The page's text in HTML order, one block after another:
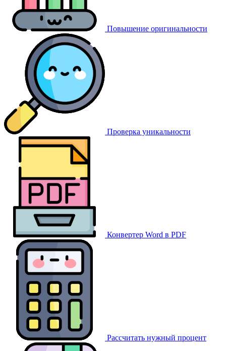
Повышение оригинальности
Проверка уникальности
Конвертер Word в PDF
Рассчитать нужный процент